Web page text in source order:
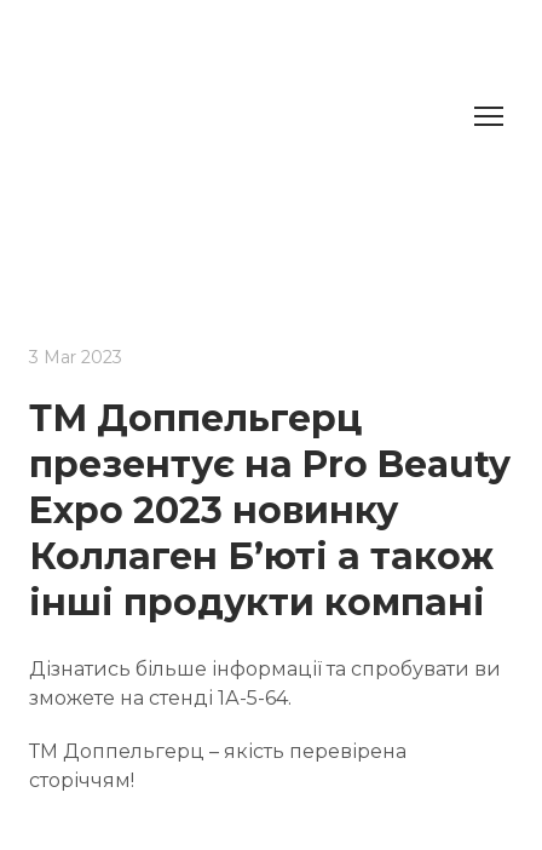
3 Mar 2023
ТМ Доппельгерц
презентує на Pro Beauty
Expo 2023 новинку
Коллаген Б’юті а також
інші продукти компані
Дізнатись більше інформації та спробувати ви
зможете на стенді 1А-5-64.
ТМ Доппельгерц – якість перевірена
сторіччям!